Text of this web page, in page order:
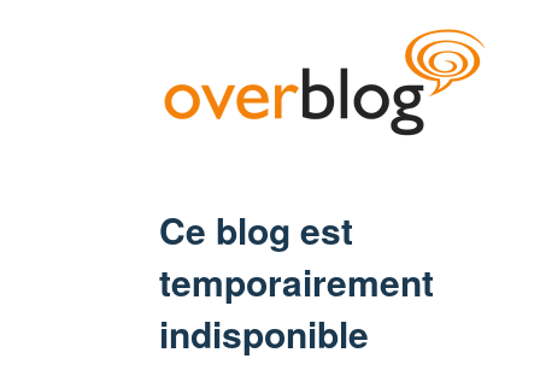
Ce blog est
temporairement
indisponible